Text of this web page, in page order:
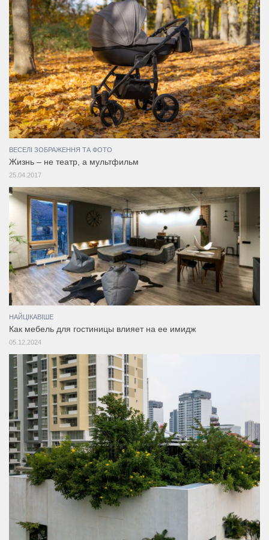
ВЕСЕЛІ ЗОБРАЖЕННЯ ТА ФОТО
Жизнь – не театр, а мультфильм
25.04.2017
НАЙЦІКАВІШЕ
Как мебель для гостиницы влияет на ее имидж
05.12.2024